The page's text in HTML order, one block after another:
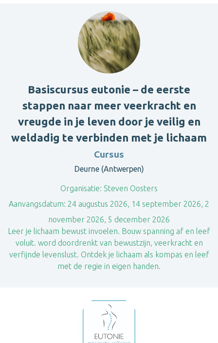
Basiscursus eutonie – de eerste
stappen naar meer veerkracht en
vreugde in je leven door je veilig en
weldadig te verbinden met je lichaam
Cursus
Deurne (Antwerpen)
Organisatie: Steven Oosters
Aanvangsdatum: 24 augustus 2026, 14 september 2026, 2
november 2026, 5 december 2026
Leer je lichaam bewust invoelen. Bouw spanning af en leef
voluit. word doordrenkt van bewustzijn, veerkracht en
verfijnde levenslust. Ontdek je lichaam als kompas en leef
met de regie in eigen handen.